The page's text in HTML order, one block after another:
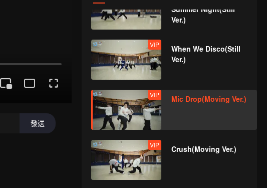
發送
Summer Night(Still
Ver.)
VIP
When We Disco(Still
Ver.)
VIP Mic Drop(Moving Ver.)
VIP Crush(Moving Ver.)